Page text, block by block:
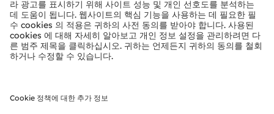
© 2026 ams-OSRAM AG. All rights reserved.
개인 정보 정책이용 약관거래 조건